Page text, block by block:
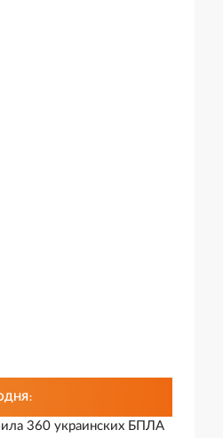
360 украинских БПЛА